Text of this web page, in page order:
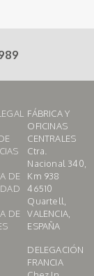
DE
DE
FÁBRICA Y
OFICINAS
CENTRALES
Ctra.
Nacional 340,
Km 938
46510
Quartell,
VALENCIA,
ESPAÑA
DELEGACIÓN
FRANCIA